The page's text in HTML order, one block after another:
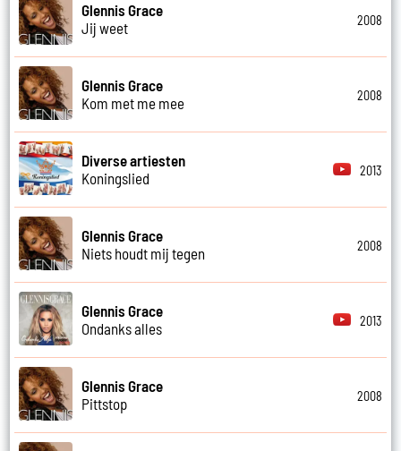
Glennis Grace
Jij weet
2008
Glennis Grace
Kom met me mee
2008
Diverse artiesten
Koningslied
2013
Glennis Grace
Niets houdt mij tegen
2008
Glennis Grace
Ondanks alles
2013
Glennis Grace
Pittstop
2008